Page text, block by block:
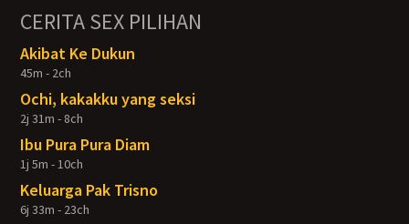
CERITA SEX PILIHAN
Akibat Ke Dukun
45m - 2ch
Ochi, kakakku yang seksi
2j 31m - 8ch
Ibu Pura Pura Diam
1j 5m - 10ch
Keluarga Pak Trisno
6j 33m - 23ch